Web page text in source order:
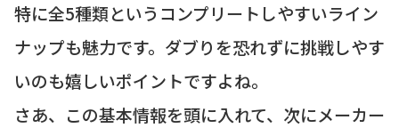
特に全5種類というコンプリートしやすいライン
ナップも魅力です。ダブりを恐れずに挑戦しやす
いのも嬉しいポイントですよね。
さあ、この基本情報を頭に入れて、次にメーカー